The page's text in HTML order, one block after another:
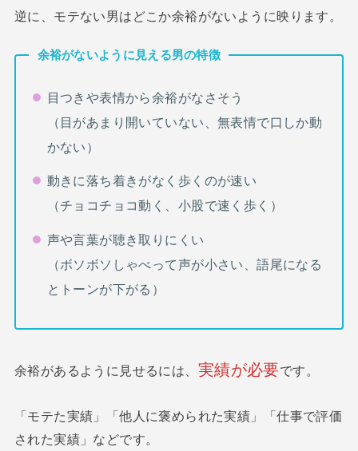
逆に、モテない男はどこか余裕がないように映ります。
余裕がないように見える男の特徴
目つきや表情から余裕がなさそう
（目があまり開いていない、無表情で口しか動
かない）
動きに落ち着きがなく歩くのが速い
（チョコチョコ動く、小股で速く歩く）
声や言葉が聴き取りにくい
（ボソボソしゃべって声が小さい、語尾になる
とトーンが下がる）
余裕があるように見せるには、 実績が必要です。
「モテた実績」「他人に褒められた実績」「仕事で評価
された実績」などです。